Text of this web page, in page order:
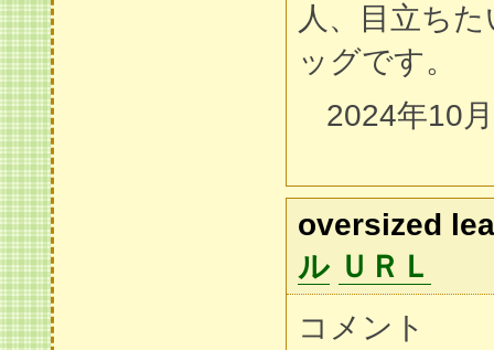
人、目立ち
ッグです。
2024年10
oversized
ル ＵＲＬ
コメント